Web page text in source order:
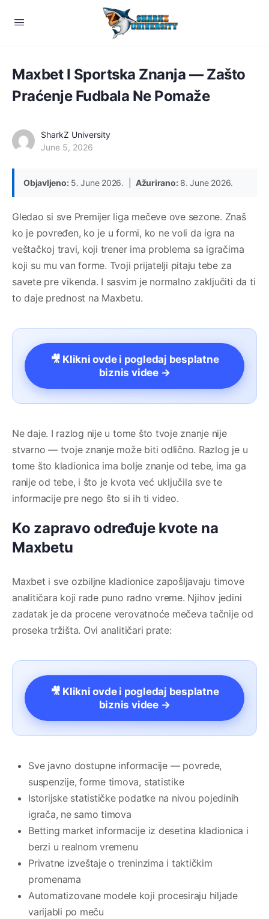
Maxbet I Sportska Znanja — Zašto
Praćenje Fudbala Ne Pomaže
SharkZ University
June 5, 2026
Objavljeno:5. June 2026. | Ažurirano:8. June 2026.
Gledao si sve Premijer liga mečeve ove sezone. Znaš
ko je povređen, ko je u formi, ko ne voli da igra na
veštačkoj travi, koji trener ima problema sa igračima
koji su mu van forme. Tvoji prijatelji pitaju tebe za
savete pre vikenda. I sasvim je normalno zaključiti da ti
to daje prednost na Maxbetu.
🎥 Klikni ovde i pogledaj besplatne
biznis videe →
Ne daje. I razlog nije u tome što tvoje znanje nije
stvarno — tvoje znanje može biti odlično. Razlog je u
tome što kladionica ima bolje znanje od tebe, ima ga
ranije od tebe, i što je kvota već uključila sve te
informacije pre nego što si ih ti video.
Ko zapravo određuje kvote na
Maxbetu
Maxbet i sve ozbiljne kladionice zapošljavaju timove
analitičara koji rade puno radno vreme. Njihov jedini
zadatak je da procene verovatnoće mečeva tačnije od
proseka tržišta. Ovi analitičari prate:
🎥 Klikni ovde i pogledaj besplatne
biznis videe →
Sve javno dostupne informacije — povrede,
suspenzije, forme timova, statistike
Istorijske statističke podatke na nivou pojedinih
igrača, ne samo timova
Betting market informacije iz desetina kladionica i
berzi u realnom vremenu
Privatne izveštaje o treninzima i taktičkim
promenama
Automatizovane modele koji procesiraju hiljade
varijabli po meču